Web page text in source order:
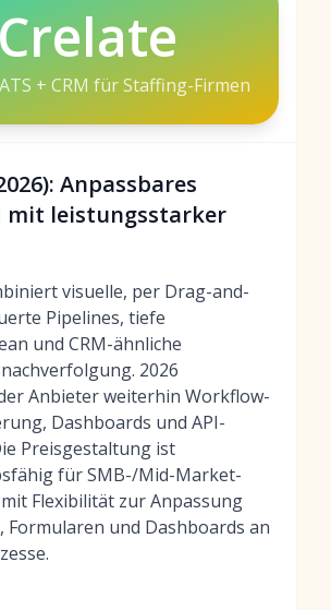
+ CRM für Staffing-Firmen
Anpassbares
mit leistungsstarker
visuelle, per Drag-and-
Pipelines, tiefe
und CRM-ähnliche
2026
Anbieter weiterhin Workflow-
Dashboards und API-
Preisgestaltung ist
für SMB-/Mid-Market-
Flexibilität zur Anpassung
Formularen und Dashboards an